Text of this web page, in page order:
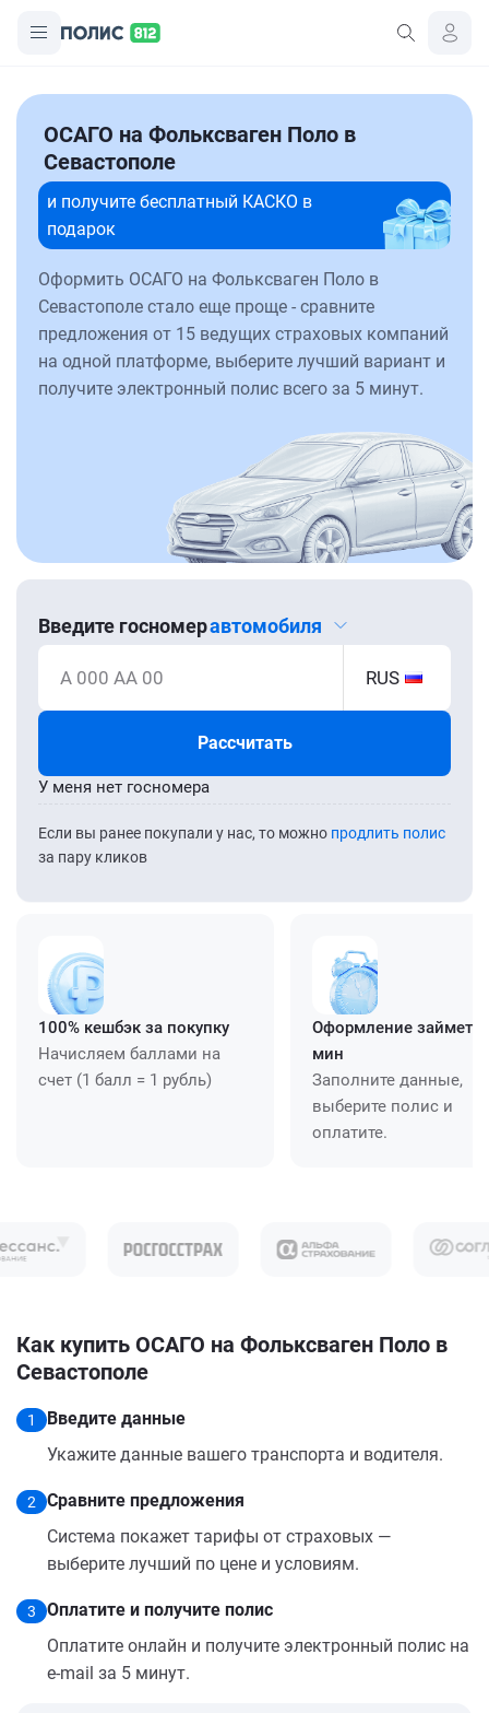
ОСАГО на Фольксваген Поло в
Севастополе
и получите бесплатный КАСКО в
подарок
Оформить ОСАГО на Фольксваген Поло в
Севастополе стало еще проще - сравните
предложения от 15 ведущих страховых компаний
на одной платформе, выберите лучший вариант и
получите электронный полис всего за 5 минут.
Введите госномеравтомобиля
А 000 АА 00 RUS
Рассчитать
Если вы ранее покупали у нас, то можно продлить полис
за пару кликов
У меня нет госномера
100% кешбэк за покупку
Начисляем баллами на
счет (1 балл = 1 рубль)
Оформление займет
мин
Заполните данные,
выберите полис и
оплатите.
Как купить ОСАГО на Фольксваген Поло в
Севастополе
1
Введите данные
Укажите данные вашего транспорта и водителя.
2
Сравните предложения
Система покажет тарифы от страховых —
выберите лучший по цене и условиям.
3
Оплатите и получите полис
Оплатите онлайн и получите электронный полис на
e-mail за 5 минут.